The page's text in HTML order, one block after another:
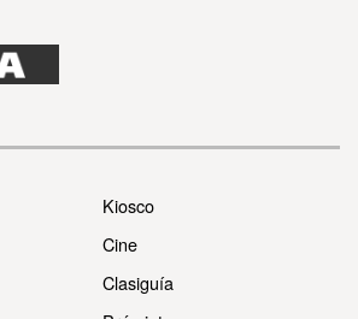
Kiosco
Cine
Clasiguía